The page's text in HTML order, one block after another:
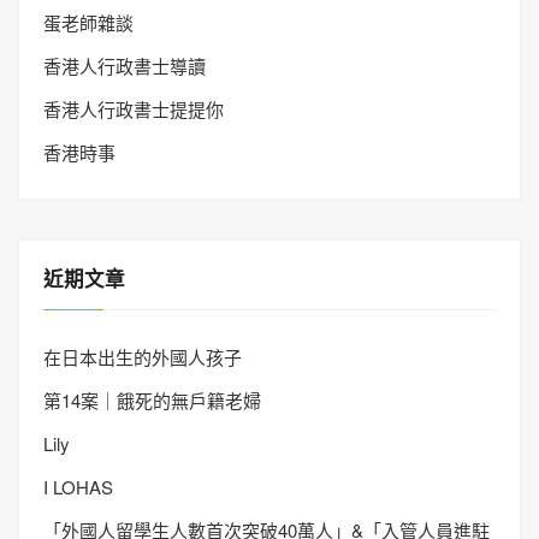
蛋老師雜談
香港人行政書士導讀
香港人行政書士提提你
香港時事
近期文章
在日本出生的外國人孩子
第14案｜餓死的無戶籍老婦
Lily
I LOHAS
「外國人留學生人數首次突破40萬人」&「入管人員進駐